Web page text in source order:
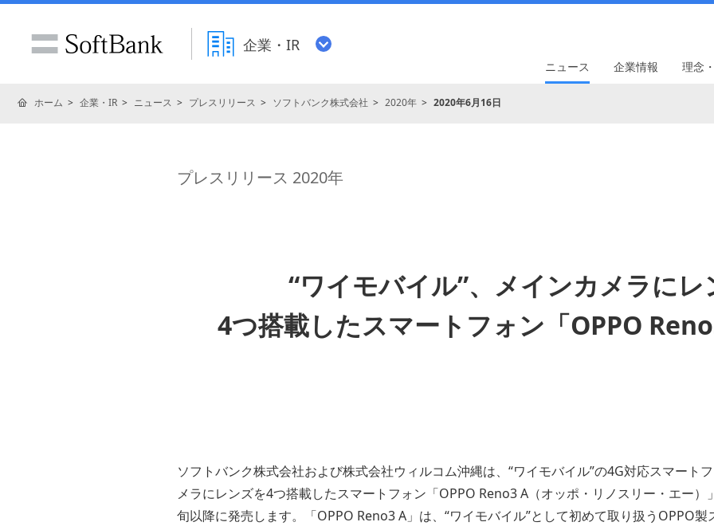
企業・IR
ニュース 企業情報 理念
ホーム 企業・IR ニュース プレスリリース ソフトバンク株式会社 2020年 2020年6月16日
プレスリリース 2020年
“ワイモバイル”、メインカメラにレ
4つ搭載したスマートフォン「OPPO
ソフトバンク株式会社および株式会社ウィルコム沖縄は、“ワイモバイル”の4G対応スマート
メラにレンズを4つ搭載したスマートフォン「OPPO Reno3 A（オッポ・リノスリー・エー
旬以降に発売します。「OPPO Reno3 A」は、“ワイモバイル”として初めて取り扱うOPPO製